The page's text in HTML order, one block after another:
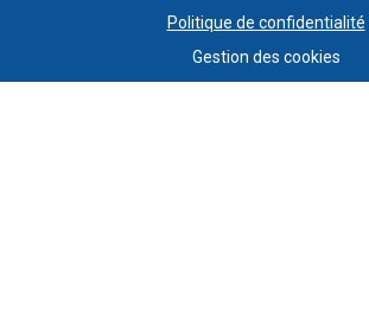
Politique de confidentialité
Gestion des cookies